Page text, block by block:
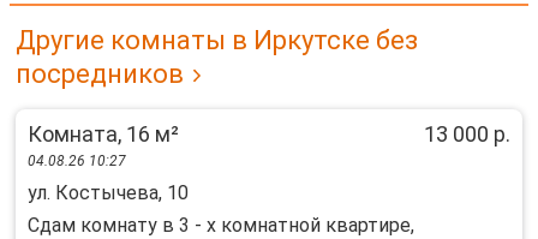
Другие комнаты в Иркутске без
посредников
Комната, 16 м² 13 000 р.
04.08.26 10:27
ул. Костычева, 10
Сдам комнату в 3 - х комнатной квартире,